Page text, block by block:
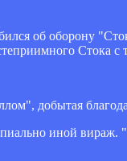
об оборону
Стока
добытая
иной вираж.